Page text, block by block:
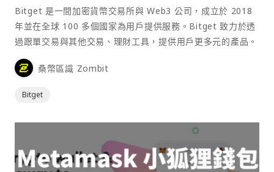
Bitget 是一間加密貨幣交易所與 Web3 公司，成立於 2018
年並在全球 100 多個國家為用戶提供服務。Bitget 致力於透
過跟單交易與其他交易、理財工具，提供用戶更多元的產品。
桑幣區識 Zombit
Bitget